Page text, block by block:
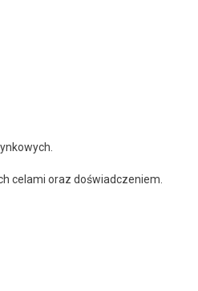
celami oraz doświadczeniem.